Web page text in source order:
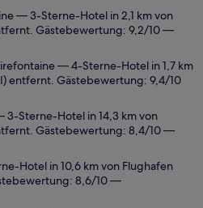
— 3-Sterne-Hotel in 2,1 km von
Gästebewertung: 9,2/10 —
— 4-Sterne-Hotel in 1,7 km
entfernt. Gästebewertung: 9,4/10
3-Sterne-Hotel in 14,3 km von
Gästebewertung: 8,4/10 —
Hotel in 10,6 km von Flughafen
8,6/10 —